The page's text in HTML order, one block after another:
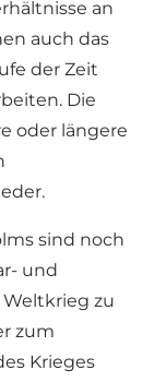
an
auch das
der Zeit
Die
oder längere
sind noch
und
zu
zum
Krieges